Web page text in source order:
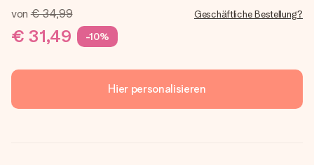
von € 34,99
€ 31,49 -10%
Geschäftliche Bestellung?
Hier personalisieren